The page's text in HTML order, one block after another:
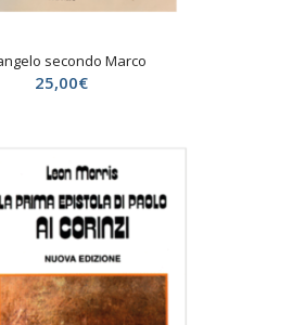
secondo Marco
25,00€